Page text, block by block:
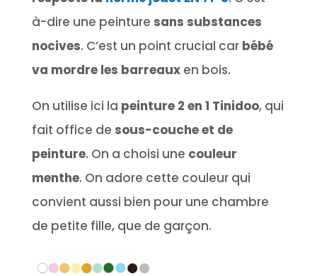
à-dire une peinture sans substances
nocives. C’est un point crucial carbébé
va mordre les barreauxen bois.
On utilise ici la peinture 2 en 1 Tinidoo, qui
fait office de sous-couche et de
peinture. On a choisi une couleur
menthe. On adore cette couleur qui
convient aussi bien pour une chambre
de petite fille, que de garçon.